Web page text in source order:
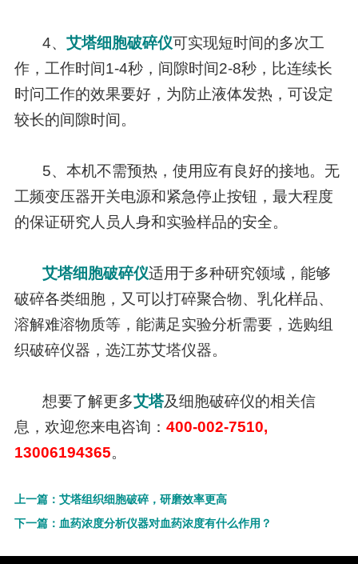
4、 艾塔细胞破碎仪可实现短时间的多次工
作，工作时间1-4秒，间隙时间2-8秒，比连续长
时问工作的效果要好，为防止液体发热，可设定
较长的间隙时间。
5、本机不需预热，使用应有良好的接地。无
工频变压器开关电源和紧急停止按钮，最大程度
的保证研究人员人身和实验样品的安全。
艾塔细胞破碎仪适用于多种研究领域，能够
破碎各类细胞，又可以打碎聚合物、乳化样品、
溶解难溶物质等，能满足实验分析需要，选购组
织破碎仪器，选江苏艾塔仪器。
想要了解更多艾塔及细胞破碎仪的相关信
息，欢迎您来电咨询： 400-002-7510,
13006194365。
上一篇：艾塔组织细胞破碎，研磨效率更高
下一篇：血药浓度分析仪器对血药浓度有什么作用？